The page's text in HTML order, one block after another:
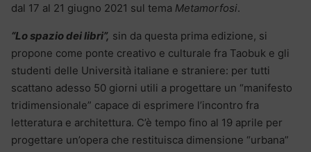
dal 17 al 21 giugno 2021 sul tema Metamorfosi.
“Lo spazio dei libri”, sin da questa prima edizione, si
propone come ponte creativo e culturale fra Taobuk e gli
studenti delle Università italiane e straniere: per tutti
scattano adesso 50 giorni utili a progettare un “manifesto
tridimensionale” capace di esprimere l’incontro fra
letteratura e architettura. C’è tempo fino al 19 aprile per
progettare un’opera che restituisca dimensione “urbana”